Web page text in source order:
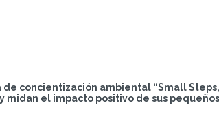
concientización ambiental “Small
el impacto positivo de sus pequeños